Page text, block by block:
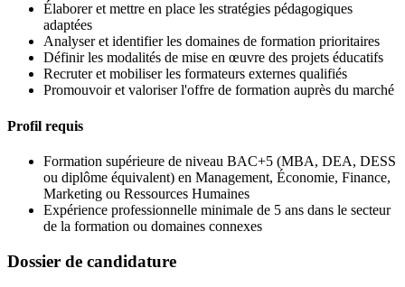
Élaborer et mettre en place les stratégies pédagogiques
adaptées
Analyser et identifier les domaines de formation prioritaires
Définir les modalités de mise en œuvre des projets éducatifs
Recruter et mobiliser les formateurs externes qualifiés
Promouvoir et valoriser l'offre de formation auprès du marché
Profil requis
Formation supérieure de niveau BAC+5 (MBA, DEA, DESS
ou diplôme équivalent) en Management, Économie, Finance,
Marketing ou Ressources Humaines
Expérience professionnelle minimale de 5 ans dans le secteur
de la formation ou domaines connexes
Dossier de candidature